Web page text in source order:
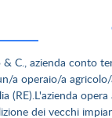
C., azienda conto
a operaio/a
(RE).L'azienda
dei vecchi